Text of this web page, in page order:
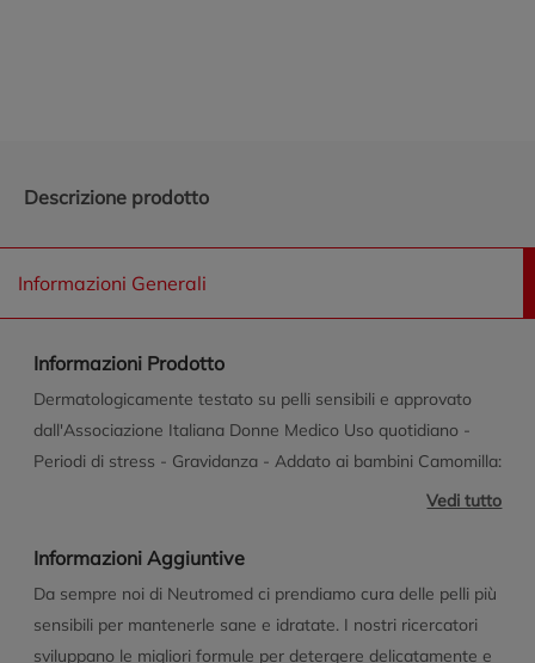
Descrizione prodotto
Informazioni Generali
Informazioni Prodotto
Dermatologicamente testato su pelli sensibili e approvato
dall'Associazione Italiana Donne Medico Uso quotidiano -
Periodi di stress - Gravidanza - Addato ai bambini Camomilla:
proprietà calmanti e antinfiammatorie Acido Lattico: migliora
Allantoina: proprietà lenitive e antinfiammatorie Neutromed è
Senza Allergeni* e formulato per garantire protezione dai
cattivi odori per 12 ore *(in accordo con il Regolamento (UE)
2023/1545) Nichel, cromo, cobalto tested
Vedi tutto
Informazioni Aggiuntive
Da sempre noi di Neutromed ci prendiamo cura delle pelli più
sensibili per mantenerle sane e idratate. I nostri ricercatori
sviluppano le migliori formule per detergere delicatamente e